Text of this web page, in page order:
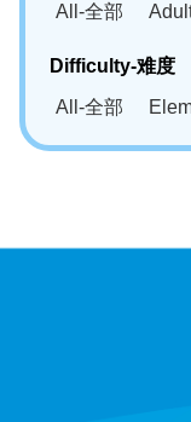
All-全部
Difficulty-难度
All-全部